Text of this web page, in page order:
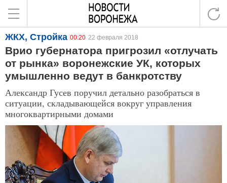
ЖКХ, Стройка 00:20 22 февраля 2018
Врио губернатора пригрозил «отлучать
от рынка» воронежские УК, которых
умышленно ведут в банкротству
Александр Гусев поручил детально разобраться в
ситуации, складывающейся вокруг управления
многоквартирными домами